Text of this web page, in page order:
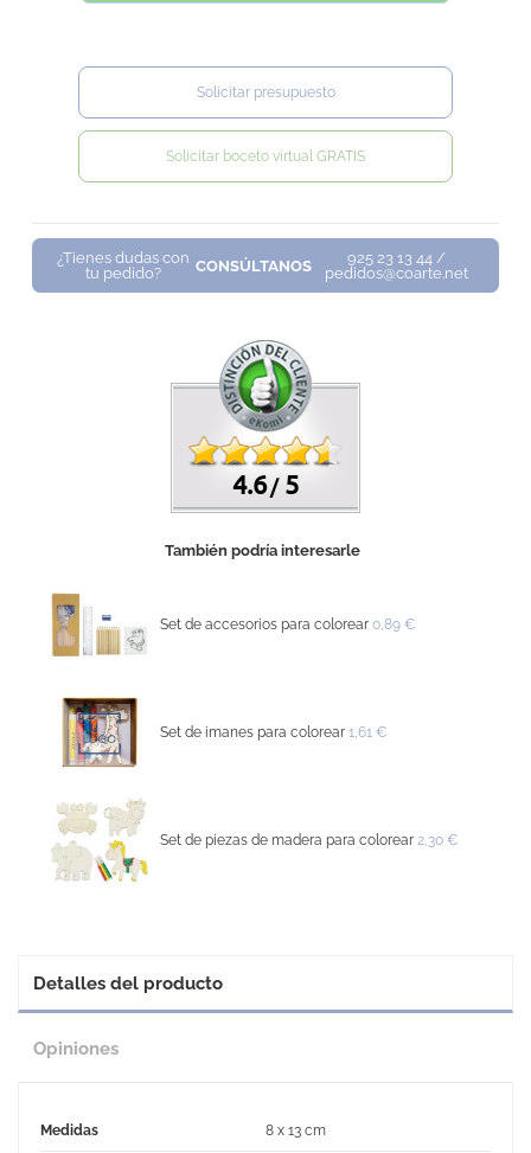
Solicitar presupuesto
Solicitar boceto virtual GRATIS
¿Tienes dudas con
tu pedido?
CONSÚLTANOS
925 23 13 44 /
pedidos@coarte.net
4.6 /5
También podría interesarle
Set de accesorios para colorear 0,89 €
Set de imanes para colorear 1,61 €
Set de piezas de madera para colorear 2,30 €
Detalles del producto
Opiniones
Medidas 8 x 13 cm